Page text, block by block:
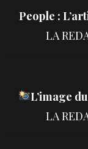
People :
L’image